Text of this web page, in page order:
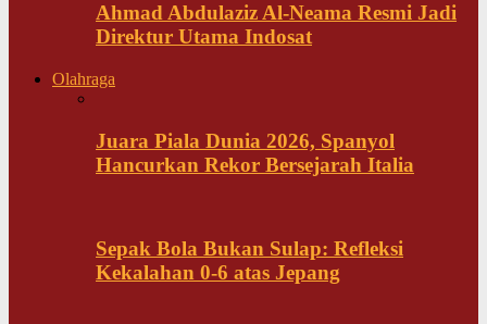
Ahmad Abdulaziz Al-Neama Resmi Jadi
Direktur Utama Indosat
Olahraga
Juara Piala Dunia 2026, Spanyol
Hancurkan Rekor Bersejarah Italia
Sepak Bola Bukan Sulap: Refleksi
Kekalahan 0-6 atas Jepang